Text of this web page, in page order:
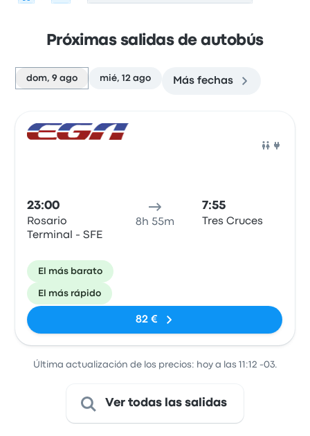
Próximas salidas de autobús
dom, 9 ago mié, 12 ago Más fechas
23:00
Rosario
Terminal - SFE
8h 55m
7:55
Tres Cruces
El más barato
El más rápido
82 €
Última actualización de los precios: hoy a las 11:12 -03.
Ver todas las salidas